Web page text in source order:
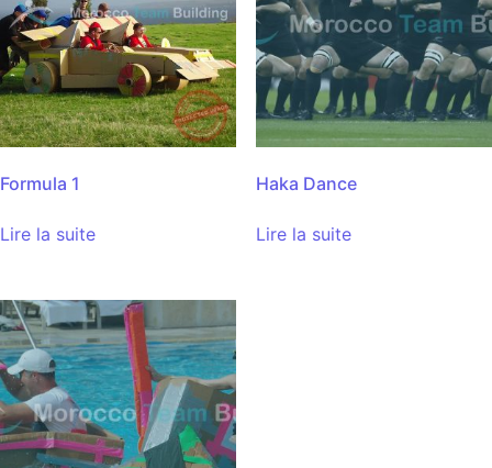
Formula 1
Lire la suite
Haka Dance
Lire la suite